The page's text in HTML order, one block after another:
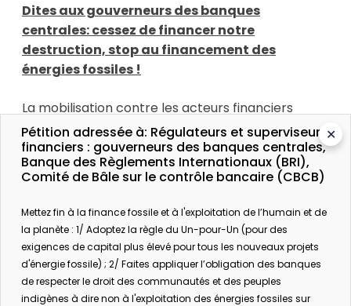
Dites aux gouverneurs des banques
centrales: cessez de financer notre
destruction, stop au financement des
énergies fossiles !
La mobilisation contre les acteurs financiers
s'amplifie, partout dans le monde – en Ouganda,
en Argentine, en Australie, en Corée, aux États-
Unis, en Suisse, dans l'Arctique, en France, au
Royaume-Uni... Les communautés locales
autochtones, les activistes, les ONG, les experts,
ainsi que VOUS, affrontez les assureurs et les
banques pour les tenir responsables de leur
destruction.
✕
Pétition adressée à: Régulateurs et superviseurs
financiers : gouverneurs des banques centrales,
Banque des Règlements Internationaux (BRI),
Comité de Bâle sur le contrôle bancaire (CBCB)
Mettez fin à la finance fossile et à l'exploitation de l’humain et de
la planète : 1/ Adoptez la règle du Un-pour-Un (pour des
exigences de capital plus élevé pour tous les nouveaux projets
d'énergie fossile) ; 2/ Faites appliquer l’obligation des banques
de respecter le droit des communautés et des peuples
indigènes à dire non à l'exploitation des énergies fossiles sur